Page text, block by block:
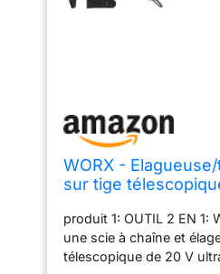
WORX -
sur tige
électrique sans fil -
Télescopique -
Ergonomique - 45
produit 1: OUTIL 2 EN 1:
une scie à chaîne et
télescopique de 20 V